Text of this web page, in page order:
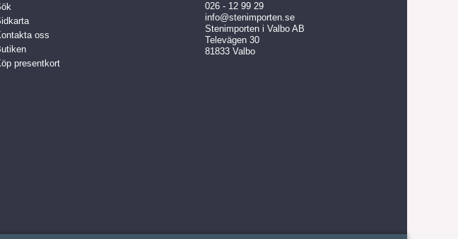
oss
presentkort
026 - 12 99 29
info@stenimporten.se
Stenimporten i Valbo AB
Televägen 30
81833 Valbo